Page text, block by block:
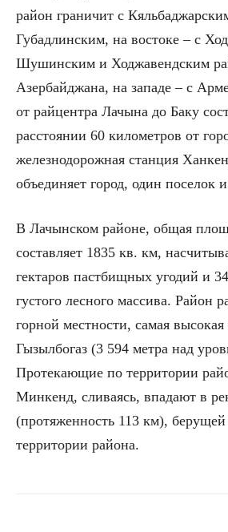
район граничит с
Губадлинским, на востоке – с
Шушинским и Ходжавендским
Азербайджана, на западе – с
от райцентра Лачына до Баку
расстоянии 60 километров от
железнодорожная станция
объединяет город, один поселок
В Лачынском районе, общая
составляет 1835 кв. км,
гектаров пастбищных угодий и
густого лесного массива. Район
горной местности, самая
Гызылбогаз (3 594 метра над
Протекающие по территории
Минкенд, сливаясь, впадают в
(протяженность 113 км), берущей
территории района.